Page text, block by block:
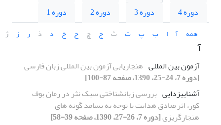
دوره 4
دوره 3 دوره 2 دوره 1
همه آ ا ب پ ت ث ج چ ح خ د ذ ر ز ژ
آ
آزمون بین المللی هنجاریابی آزمون بین المللی زبان فارسی
[دوره 7، 24-25، 1390، صفحه 87-100]
آشناییزدایی بررسی زبانشناختی سبک نثر در رمان بوف
کور، اثر صادق هدایت با توجه به بسامد گونه های
هنجارگریزی[دوره 7، 26-27، 1390، صفحه 39-58]